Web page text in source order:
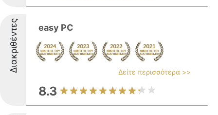
Διακριθέντες easy PC
Δείτε περισσότερα >>
8.3